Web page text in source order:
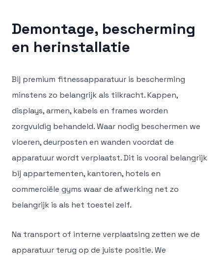
Demontage, bescherming
en herinstallatie
Bij premium fitnessapparatuur is bescherming
minstens zo belangrijk als tilkracht. Kappen,
displays, armen, kabels en frames worden
zorgvuldig behandeld. Waar nodig beschermen we
vloeren, deurposten en wanden voordat de
apparatuur wordt verplaatst. Dit is vooral belangrijk
bij appartementen, kantoren, hotels en
commerciële gyms waar de afwerking net zo
belangrijk is als het toestel zelf.
Na transport of interne verplaatsing zetten we de
apparatuur terug op de juiste positie. We